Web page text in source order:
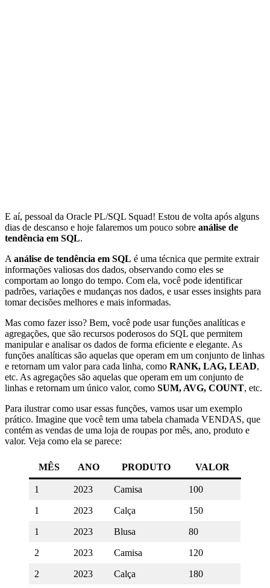
E aí, pessoal da Oracle PL/SQL Squad! Estou de volta após alguns
dias de descanso e hoje falaremos um pouco sobre análise de
tendência em SQL.
A análise de tendência em SQL é uma técnica que permite extrair
informações valiosas dos dados, observando como eles se
comportam ao longo do tempo. Com ela, você pode identificar
padrões, variações e mudanças nos dados, e usar esses insights para
tomar decisões melhores e mais informadas.
Mas como fazer isso? Bem, você pode usar funções analíticas e
agregações, que são recursos poderosos do SQL que permitem
manipular e analisar os dados de forma eficiente e elegante. As
funções analíticas são aquelas que operam em um conjunto de linhas
e retornam um valor para cada linha, como RANK, LAG, LEAD,
etc. As agregações são aquelas que operam em um conjunto de
linhas e retornam um único valor, como SUM, AVG, COUNT, etc.
Para ilustrar como usar essas funções, vamos usar um exemplo
prático. Imagine que você tem uma tabela chamada VENDAS, que
contém as vendas de uma loja de roupas por mês, ano, produto e
valor. Veja como ela se parece:
MÊS ANO PRODUTO VALOR
1 2023 Camisa 100
1 2023 Calça 150
1 2023 Blusa 80
2 2023 Camisa 120
2 2023 Calça 180